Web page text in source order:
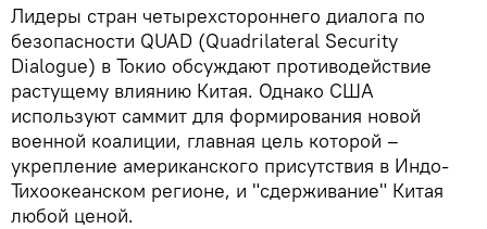
Лидеры стран четырехстороннего диалога по
безопасности QUAD (Quadrilateral Security
Dialogue) в Токио обсуждают противодействие
растущему влиянию Китая. Однако США
используют саммит для формирования новой
военной коалиции, главная цель которой –
укрепление американского присутствия в Индо-
Тихоокеанском регионе, и "сдерживание" Китая
любой ценой.